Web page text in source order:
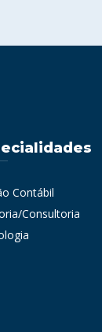
Contábil
Consultoria